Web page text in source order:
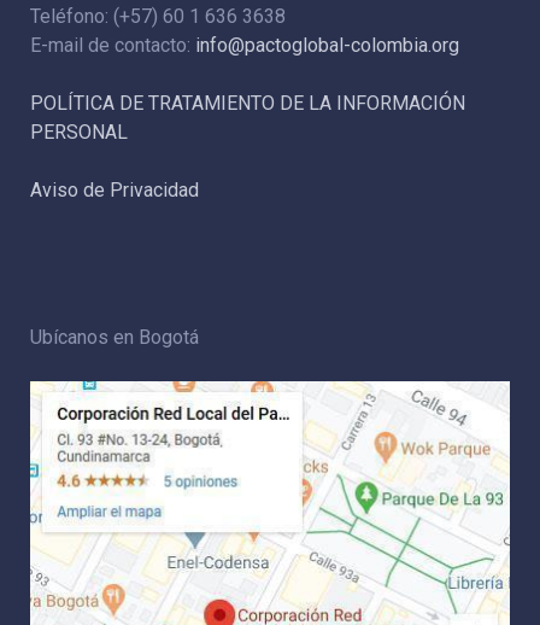
Teléfono: (+57) 60 1 636 3638
E-mail de contacto: info@pactoglobal-colombia.org
POLÍTICA DE TRATAMIENTO DE LA INFORMACIÓN
PERSONAL
Aviso de Privacidad
Ubícanos en Bogotá